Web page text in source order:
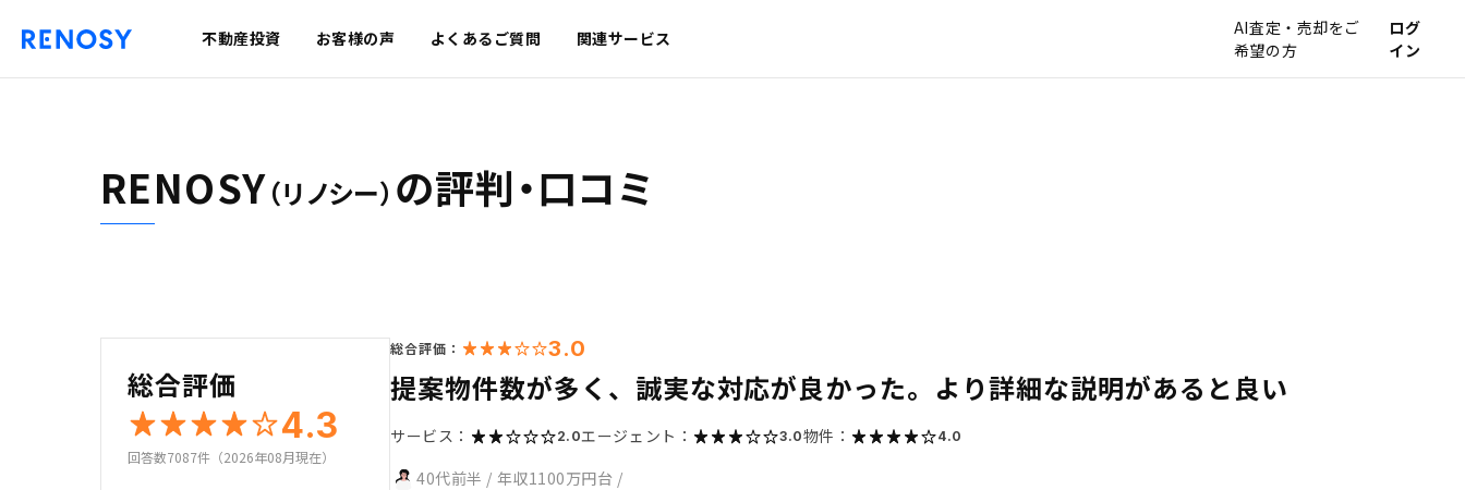
不動産投資 お客様の声 よくあるご質問 関連サービス
AI査定・売却をご
希望の方
ログ
イン
RENOSY（リノシー） の評判・口コミ
総合評価
4.3
回答数7087件（2026年08月現在）
総合評価： 3.0
提案物件数が多く、誠実な対応が良かった。より詳細な説明があると良い
サービス： 2.0エージェント： 3.0物件： 4.0
40代前半 / 年収1100万円台 /